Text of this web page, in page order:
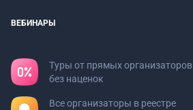
ВЕБИНАРЫ
Туры от прямых организаторов
без наценок
Все организаторы в реестре